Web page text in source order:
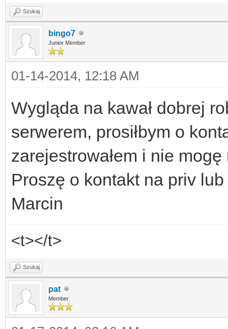
Szukaj
bingo7
Junior Member
01-14-2014, 12:18 AM
Wygląda na kawał dobrej
serwerem, prosiłbym o
zarejestrowałem i nie
Proszę o kontakt na priv
Marcin
<t></t>
Szukaj
pat
Member